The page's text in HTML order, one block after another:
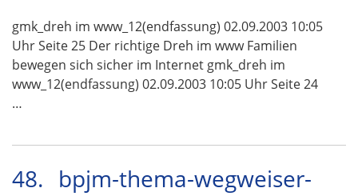
gmk_dreh im www_12(endfassung) 02.09.2003 10:05
Uhr Seite 25 Der richtige Dreh im www Familien
bewegen sich sicher im Internet gmk_dreh im
www_12(endfassung) 02.09.2003 10:05 Uhr Seite 24
…
48. bpjm-thema-wegweiser-